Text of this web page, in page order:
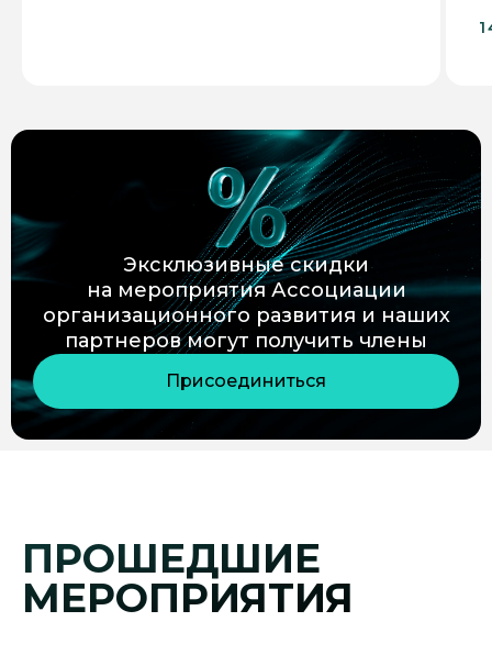
Эксклюзивные скидки
на мероприятия Ассоциации
организационного развития и наших
партнеров могут получить члены
Присоединиться
ПРОШЕДШИЕ
МЕРОПРИЯТИЯ